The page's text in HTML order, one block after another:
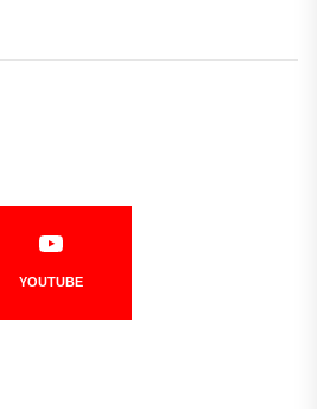
YOUTUBE